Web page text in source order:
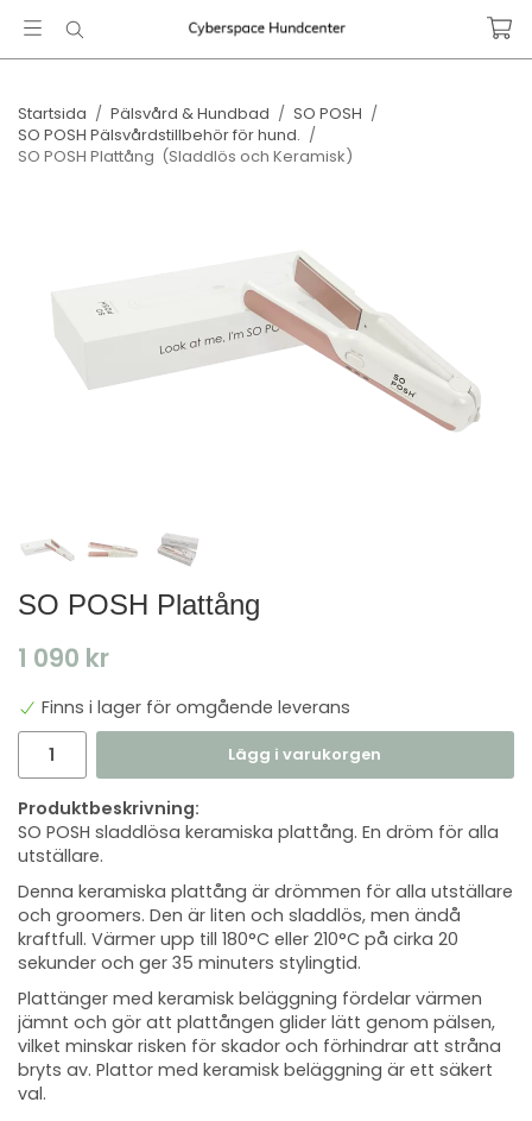
Startsida / Pälsvård & Hundbad / SO POSH /
SO POSH Pälsvårdstillbehör för hund. /
SO POSH Plattång ​ (Sladdlös och Keramisk)
SO POSH Plattång
1 090 kr
Finns i lager för omgående leverans
Lägg i varukorgen
Produktbeskrivning:
SO POSH sladdlösa keramiska plattång. En dröm för alla
utställare.
Denna keramiska plattång är drömmen för alla utställare
och groomers. Den är liten och sladdlös, men ändå
kraftfull. Värmer upp till 180°C eller 210°C på cirka 20
sekunder och ger 35 minuters stylingtid.
Plattänger med keramisk beläggning fördelar värmen
jämnt och gör att plattången glider lätt genom pälsen,
vilket minskar risken för skador och förhindrar att stråna
bryts av. Plattor med keramisk beläggning är ett säkert
val.